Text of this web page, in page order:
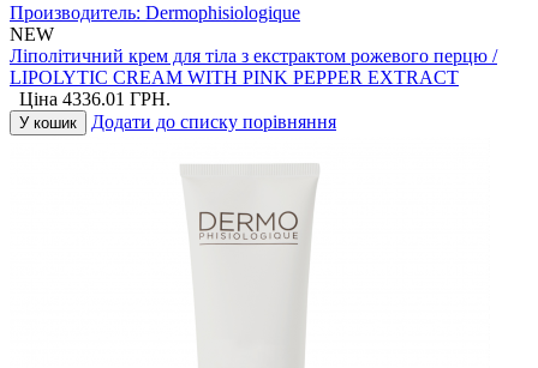
Производитель: Dermophisiologique
NEW
Ліполітичний крем для тіла з екстрактом рожевого перцю /
LIPOLYTIC CREAM WITH PINK PEPPER EXTRACT
Ціна 4336.01 ГРН.
У кошик Додати до списку порівняння